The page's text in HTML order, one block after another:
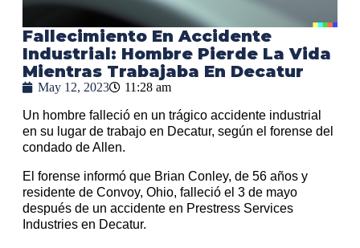
Fallecimiento En Accidente
Industrial: Hombre Pierde La Vida
Mientras Trabajaba En Decatur
May 12, 2023 11:28 am
Un hombre falleció en un trágico accidente industrial
en su lugar de trabajo en Decatur, según el forense del
condado de Allen.
El forense informó que Brian Conley, de 56 años y
residente de Convoy, Ohio, falleció el 3 de mayo
después de un accidente en Prestress Services
Industries en Decatur.